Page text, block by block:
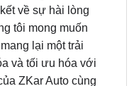
lại một trải
và tối ưu hóa với
ZKar Auto cùng
thể tốt hơn.